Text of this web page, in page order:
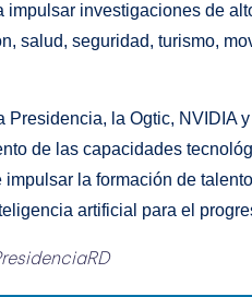
investigaciones de
salud, seguridad, turismo,
la Ogtic, NVIDIA
de las capacidades
la formación de
artificial para el